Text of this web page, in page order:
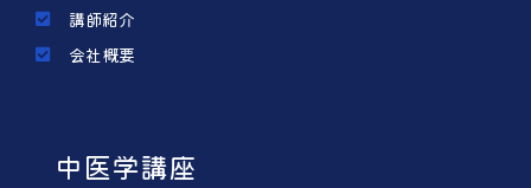
講師紹介
会社概要
中医学講座